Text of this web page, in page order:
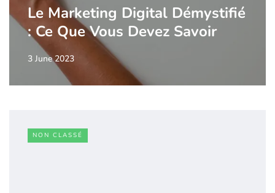
Le Marketing Digital Démystifié
: Ce Que Vous Devez Savoir
3 June 2023
NON CLASSÉ